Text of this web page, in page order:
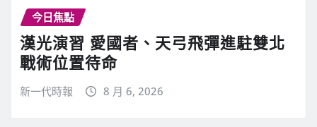
今日焦點
漢光演習 愛國者、天弓飛彈進駐雙北
戰術位置待命
新一代時報 8 月 6, 2026